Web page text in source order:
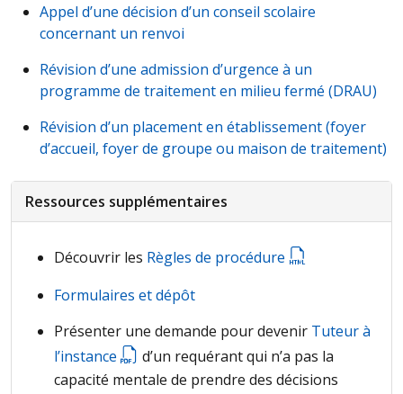
Appel d’une décision d’un conseil scolaire
concernant un renvoi
Révision d’une admission d’urgence à un
programme de traitement en milieu fermé (DRAU)
Révision d’un placement en établissement (foyer
d’accueil, foyer de groupe ou maison de traitement)
Ressources supplémentaires
Découvrir les Règles de procédure
Formulaires et dépôt
Présenter une demande pour devenir Tuteur à
l’instance
d’un requérant qui n’a pas la
capacité mentale de prendre des décisions